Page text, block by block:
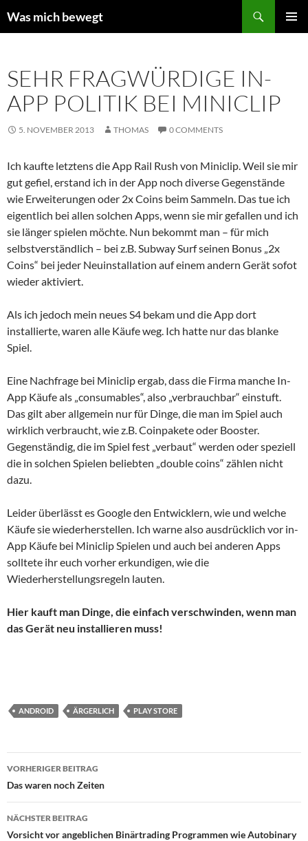
Inhalt
Was mich bewegt
SEHR FRAGWÜRDIGE IN-
APP POLITIK BEI MINICLIP
5. NOVEMBER 2013 THOMAS 0 COMMENTS
Ich kaufte letztens die App Rail Rush von Miniclip. Weil sie mir
gut gefiel, erstand ich in der App noch diverse Gegenstände
wie Erweiterungen oder 2x Coins beim Sammeln. Das tue ich
eigentlich bei allen solchen Apps, wenn sie mir gefallen und ich
sie länger spielen möchte. Nun bekommt man – für mich
selbstverständlich – bei z.B. Subway Surf seinen Bonus „2x
Coins“ bei jeder Neuinstallation auf einem andern Gerät sofot
wieder aktiviert.
Als ich jedoch mein neues S4 bekam und die App dort
installierte, waren alle Käufe weg. Ich hatte nur das blanke
Spiel.
Eine Nachfrage bei Miniclip ergab, dass die Firma manche In-
App Käufe als „consumables“, also „verbrauchbar“ einstuft.
Das gilt aber allgemein nur für Dinge, die man im Spiel auch
wirklich verbraucht, wie z.B. Coinpakete oder Booster.
Gegenständig, die im Spiel fest „verbaut“ werden oder speziell
die in solchen Spielen beliebten „double coins“ zählen nicht
dazu.
Leider überlässt es Google den Entwicklern, wie und welche
Käufe sie wiederherstellen. Ich warne also ausdrücklich vor in-
App Käufe bei Miniclip Spielen und auch bei anderen Apps
solltete ihr euch vorher erkundigen, wie die
Wiederherstellungsregeln lauten.
Hier kauft man Dinge, die einfach verschwinden, wenn man
das Gerät neu installieren muss!
ANDROID ÄRGERLICH PLAY STORE
Beitragsnavigation
VORHERIGER BEITRAG
Das waren noch Zeiten
NÄCHSTER BEITRAG
Vorsicht vor angeblichen Binärtrading Programmen wie Autobinary